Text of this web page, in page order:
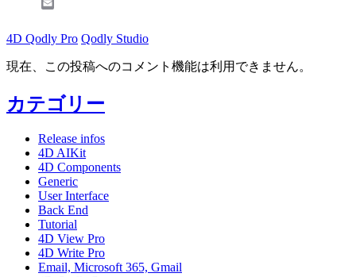
4D Qodly Pro Qodly Studio
現在、この投稿へのコメント機能は利用できません。
カテゴリー
Release infos
4D AIKit
4D Components
Generic
User Interface
Back End
Tutorial
4D View Pro
4D Write Pro
Email, Microsoft 365, Gmail